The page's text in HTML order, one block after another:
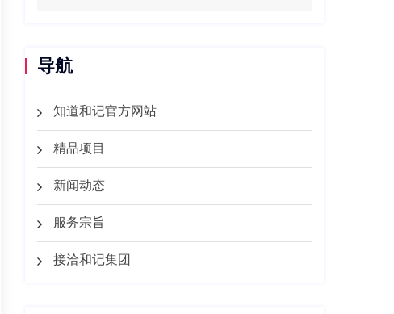
导航
知道和记官方网站
精品项目
新闻动态
服务宗旨
接洽和记集团